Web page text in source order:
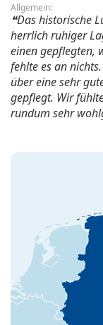
Allgemein:
Das historische
herrlich ruhiger
einen gepflegten,
fehlte es an
über eine sehr
gepflegt. Wir
rundum sehr